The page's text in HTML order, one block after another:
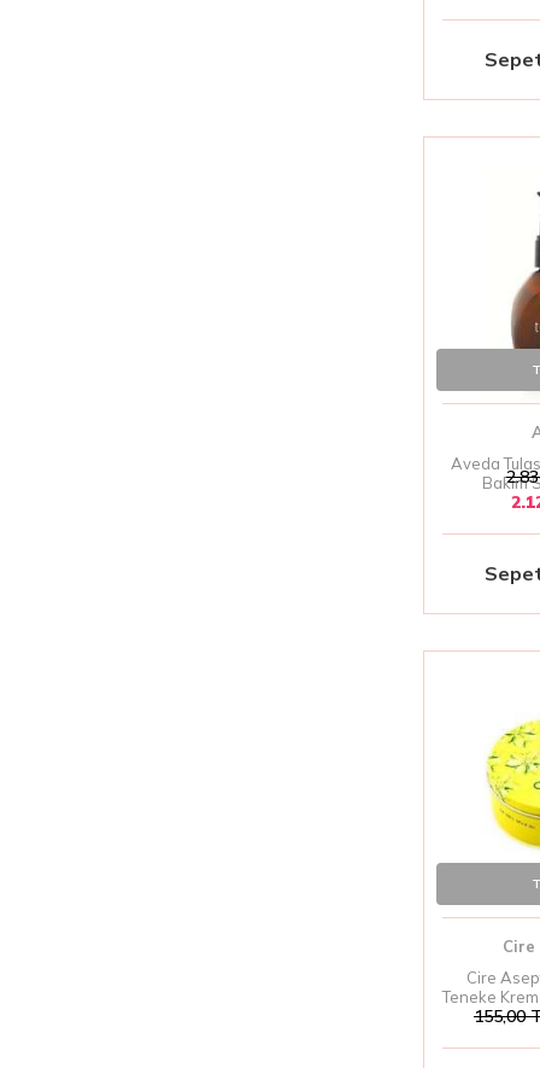
Aveda
Bakım
Cire
Teneke Krem
155,00